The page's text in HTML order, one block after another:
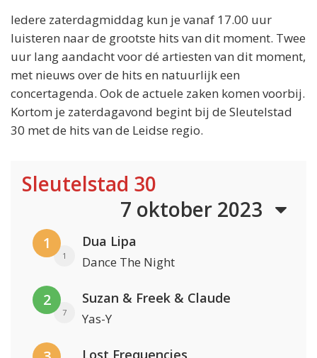
Iedere zaterdagmiddag kun je vanaf 17.00 uur
luisteren naar de grootste hits van dit moment. Twee
uur lang aandacht voor dé artiesten van dit moment,
met nieuws over de hits en natuurlijk een
concertagenda. Ook de actuele zaken komen voorbij.
Kortom je zaterdagavond begint bij de Sleutelstad
30 met de hits van de Leidse regio.
Sleutelstad 30
7 oktober 2023
1
1
Dua Lipa
Dance The Night
2
7
Suzan & Freek & Claude
Yas-Y